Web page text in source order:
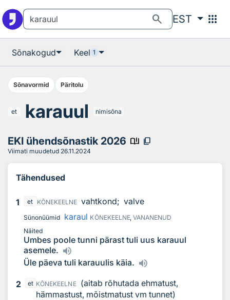
search EST apps
Sõnakogud Keel 1
Sõnavormid Päritolu
et karauul nimisõna
EKI ühendsõnastik 2026 book_ribbon content_copy
Viimati muudetud 26.11.2024
Tähendused
1 et KÕNEKEELNE vahtkond; valve
Sünonüümid karaul KÕNEKEELNE, VANANENUD
Näited
Umbes poole tunni pärast tuli uus karauul
asemele.
Üle päeva tuli karauulis käia.
2 et KÕNEKEELNE
(aitab rõhutada ehmatust,
hämmastust, mõistmatust vm tunnet)